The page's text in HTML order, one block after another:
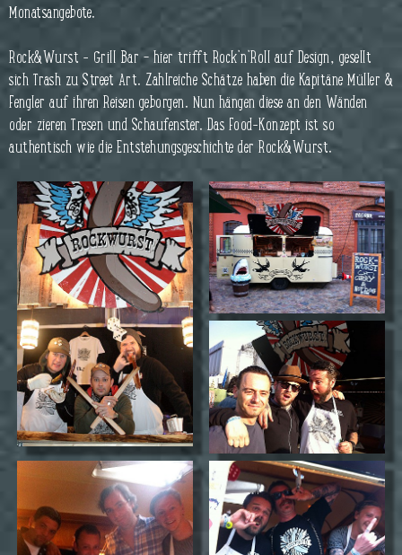
Monatsangebote.
Rock&Wurst - Grill Bar – hier trifft Rock‘n‘Roll auf Design, gesellt
sich Trash zu Street Art. Zahlreiche Schätze haben die Kapitäne Müller &
Fengler auf ihren Reisen geborgen. Nun hängen diese an den Wänden
oder zieren Tresen und Schaufenster. Das Food-Konzept ist so
authentisch wie die Entstehungsgeschichte der Rock&Wurst.